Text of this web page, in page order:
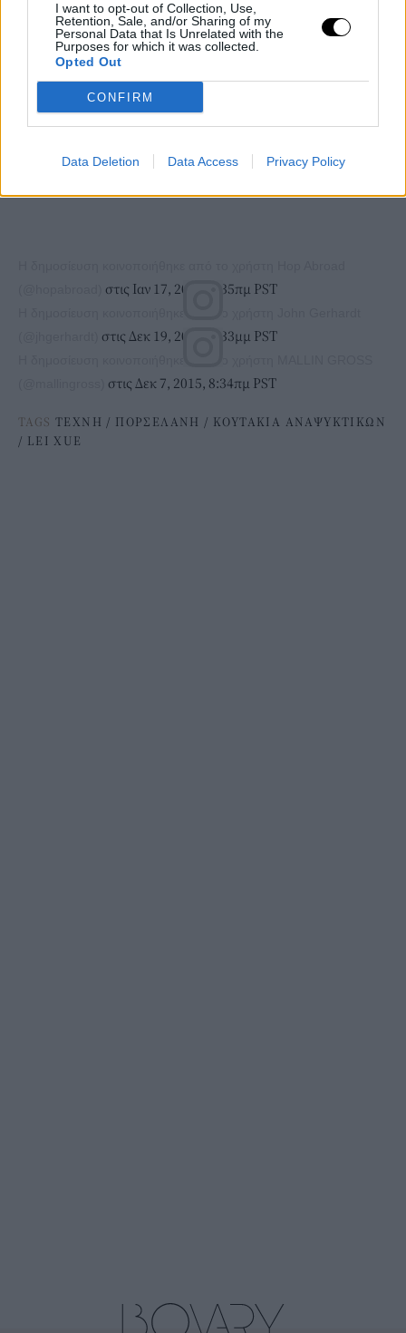
I want to opt-out of Collection, Use,
Retention, Sale, and/or Sharing of my
Personal Data that Is Unrelated with the
Purposes for which it was collected.
Opted Out
CONFIRM
Data Deletion Data Access Privacy Policy
στις Ιαν 17, 2017, 9:35πμ PST
στις Δεκ 19, 2016, 6:33μμ PST
στις Δεκ 7, 2015, 8:34πμ PST
TAGS ΤΕΧΝΗ / ΠΟΡΣΕΛΑΝΗ / ΚΟΥΤΑΚΙΑ ΑΝΑΨΥΚΤΙΚΩΝ
/ LEI XUE